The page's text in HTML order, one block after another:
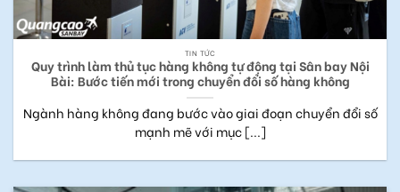
TIN TỨC
Quy trình làm thủ tục hàng không tự động tại Sân bay Nội
Bài: Bước tiến mới trong chuyển đổi số hàng không
Ngành hàng không đang bước vào giai đoạn chuyển đổi số
mạnh mẽ với mục [...]